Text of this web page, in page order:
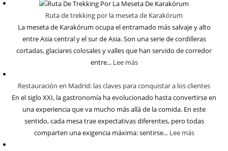
Ruta de trekking por la meseta de Karakórum
La meseta de Karakórum ocupa el entramado más salvaje y alto
entre Asia central y el sur de Asia. Son una serie de cordilleras
cortadas, glaciares colosales y valles que han servido de corredor
entre... Lee más
Restauración en Madrid: las claves para conquistar a los clientes
En el siglo XXI, la gastronomía ha evolucionado hasta convertirse en
una experiencia que va mucho más allá de la comida. En este
sentido, cada mesa trae expectativas diferentes, pero todas
comparten una exigencia máxima: sentirse... Lee más